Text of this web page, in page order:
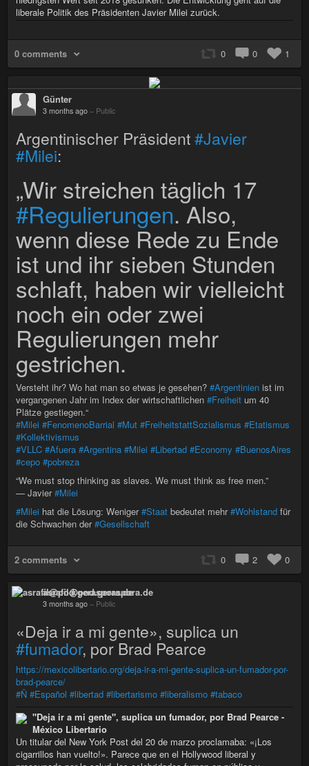
liberale Politik des Präsidenten Javier Milei zurück.
0 comments 0 0 1
Günter
3 months ago – Public
Argentinischer Präsident#Javier
#Milei:
„Wir streichen täglich 17
#Regulierungen. Also,
wenn diese Rede zu Ende
ist und ihr sieben Stunden
schlaft, haben wir vielleicht
noch ein oder zwei
Regulierungen mehr
gestrichen.
Versteht ihr? Wo hat man so etwas je gesehen? #Argentinien ist im
vergangenen Jahr im Index der wirtschaftlichen #Freiheit um 40
Plätze gestiegen.“
#Milei #FenomenoBarrial #Mut #FreiheitstattSozialismus #Etatismus
#Kollektivismus
#VLLC #Afuera #Argentina #Milei #Libertad #Economy #BuenosAires
#cepo #pobreza
“We must stop thinking as slaves. We must think as free men.”
— Javier#Milei
#Milei hat die Lösung: Weniger#Staat bedeutet mehr#Wohlstand für
die Schwachen der#Gesellschaft
2 comments 0 2 0
asrafil@pod.geraspora.de
3 months ago – Public
«Deja ir a mi gente», suplica un
#fumador, por Brad Pearce
https://mexicolibertario.org/deja-ir-a-mi-gente-suplica-un-fumador-por-
brad-pearce/
#Ñ #Español #libertad #libertarismo #liberalismo #tabaco
"Deja ir a mi gente", suplica un fumador, por Brad Pearce -
México Libertario
Un titular del New York Post del 20 de marzo proclamaba: «¡Los
cigarrillos han vuelto!». Parece que en el Hollywood liberal y